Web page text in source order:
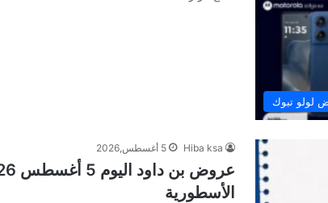
لولو تبوك
Hiba ksa 5 أغسطس,2026
الأسطورية